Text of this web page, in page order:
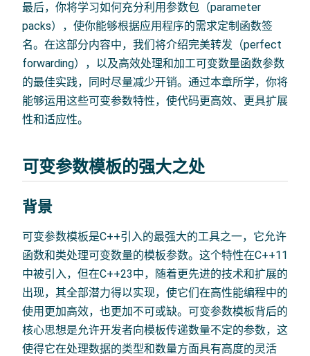
最后，你将学习如何充分利用参数包（parameter
packs），使你能够根据应用程序的需求定制函数签
名。在这部分内容中，我们将介绍完美转发（perfect
forwarding），以及高效处理和加工可变数量函数参数
的最佳实践，同时尽量减少开销。通过本章所学，你将
能够运用这些可变参数特性，使代码更高效、更具扩展
性和适应性。
可变参数模板的强大之处
背景
可变参数模板是C++引入的最强大的工具之一，它允许
函数和类处理可变数量的模板参数。这个特性在C++11
中被引入，但在C++23中，随着更先进的技术和扩展的
出现，其全部潜力得以实现，使它们在高性能编程中的
使用更加高效，也更加不可或缺。可变参数模板背后的
核心思想是允许开发者向模板传递数量不定的参数，这
使得它在处理数据的类型和数量方面具有高度的灵活